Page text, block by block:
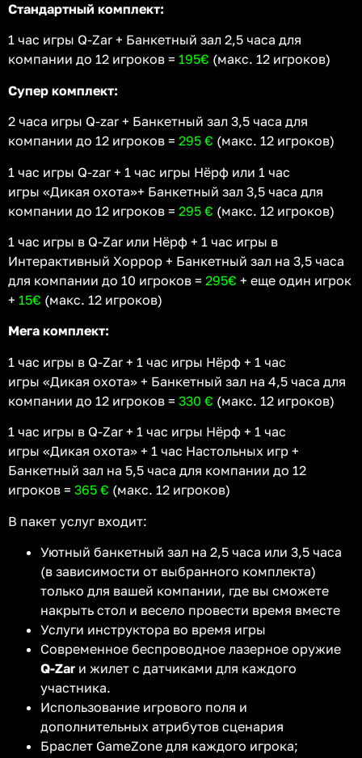
Стандартный комплект:
1 час игры Q-Zar + Банкетный зал 2,5 часа для
компании до 12 игроков = 195€ (макс. 12 игроков)
Супер комплект:
2 часа игры Q-zar + Банкетный зал 3,5 часа для
компании до 12 игроков = 295 € (макс. 12 игроков)
1 час игры Q-zar + 1 час игры Нёрф или 1 час
игры «Дикая охота»+ Банкетный зал 3,5 часа для
компании до 12 игроков = 295 € (макс. 12 игроков)
1 час игры в Q-Zar или Нёрф + 1 час игры в
Интерактивный Хоррор + Банкетный зал на 3,5 часа
для компании до 10 игроков = 295€ + еще один игрок
+ 15€ (макс. 12 игроков)
Мега комплект:
1 час игры в Q-Zar + 1 час игры Нёрф + 1 час
игры «Дикая охота» + Банкетный зал на 4,5 часа для
компании до 12 игроков = 330 € (макс. 12 игроков)
1 час игры в Q-Zar + 1 час игры Нёрф + 1 час
игры «Дикая охота» + 1 час Настольных игр +
Банкетный зал на 5,5 часа для компании до 12
игроков = 365 € (макс. 12 игроков)
В пакет услуг входит:
Уютный банкетный зал на 2,5 часа или 3,5 часа
(в зависимости от выбранного комплекта)
только для вашей компании, где вы сможете
накрыть стол и весело провести время вместе
Услуги инструктора во время игры
Современное беспроводное лазерное оружие
Q-Zar и жилет с датчиками для каждого
участника.
Использование игрового поля и
дополнительных атрибутов сценария
Браслет GameZone для каждого игрока;